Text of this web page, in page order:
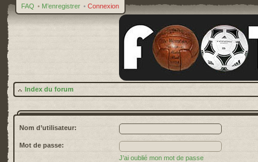
FAQ • M’enregistrer • Connexion
Index du forum
Nom d’utilisateur:
Mot de passe:
J’ai oublié mon mot de passe